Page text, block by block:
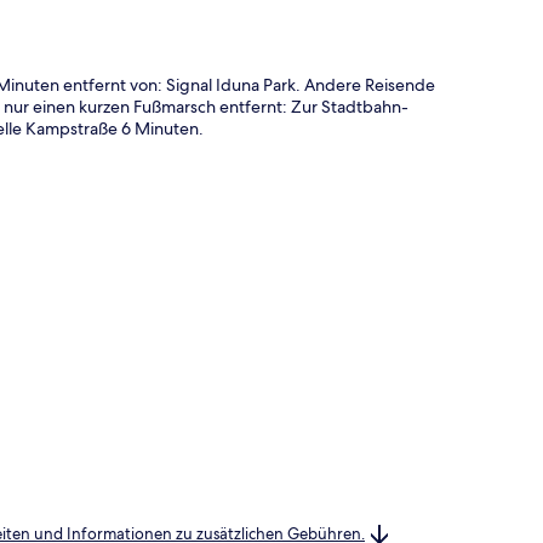
entfernt von: Signal Iduna Park. Andere Reisende
einen kurzen Fußmarsch entfernt: Zur Stadtbahn-
Kampstraße 6 Minuten.
und Informationen zu zusätzlichen Gebühren.